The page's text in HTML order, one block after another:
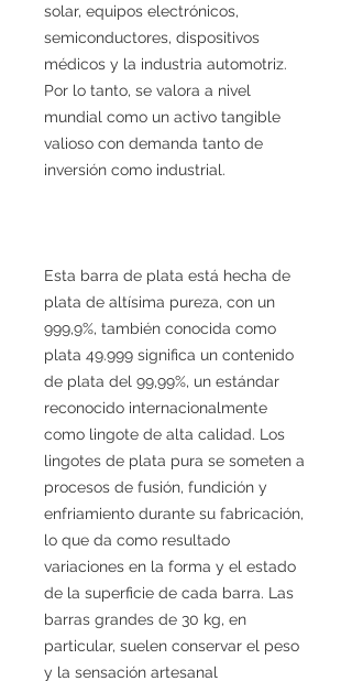
solar, equipos electrónicos,
semiconductores, dispositivos
médicos y la industria automotriz.
Por lo tanto, se valora a nivel
mundial como un activo tangible
valioso con demanda tanto de
inversión como industrial.
Esta barra de plata está hecha de
plata de altísima pureza, con un
999,9%, también conocida como
plata 49.999 significa un contenido
de plata del 99,99%, un estándar
reconocido internacionalmente
como lingote de alta calidad. Los
lingotes de plata pura se someten a
procesos de fusión, fundición y
enfriamiento durante su fabricación,
lo que da como resultado
variaciones en la forma y el estado
de la superficie de cada barra. Las
barras grandes de 30 kg, en
particular, suelen conservar el peso
y la sensación artesanal